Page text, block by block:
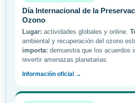
Día Internacional de la
Ozono
Lugar: actividades globales y online.
ambiental y recuperación del ozono
importa: demuestra que los acuerdos
revertir amenazas planetarias.
Información oficial →